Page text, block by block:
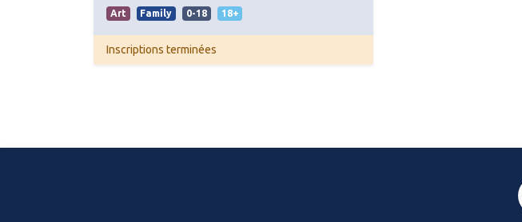
Art Family 0-18 18+
Inscriptions terminées